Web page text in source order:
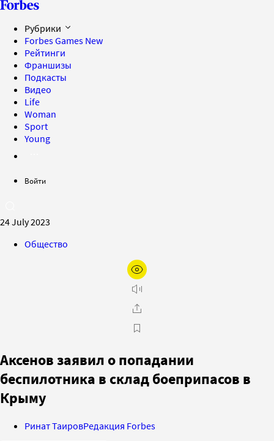
Рубрики
Forbes Games New
Рейтинги
Франшизы
Подкасты
Видео
Life
Woman
Sport
Young
Войти
24 July 2023
Общество
Аксенов заявил о попадании
беспилотника в склад боеприпасов в
Крыму
Ринат ТаировРедакция Forbes